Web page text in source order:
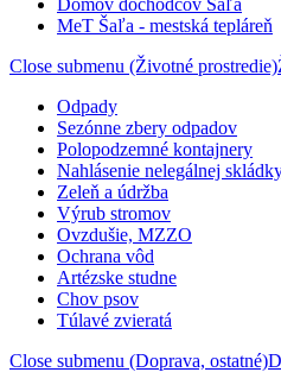
Domov dôchodcov Šaľa
MeT Šaľa - mestská tepláreň
Close submenu (Životné prostredie)
Odpady
Sezónne zbery odpadov
Polopodzemné kontajnery
Nahlásenie nelegálnej
Zeleň a údržba
Výrub stromov
Ovzdušie, MZZO
Ochrana vôd
Artézske studne
Chov psov
Túlavé zvieratá
Close submenu (Doprava, ostatné)